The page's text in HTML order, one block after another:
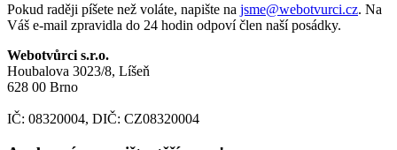
Pokud raději píšete než voláte, napište na jsme@webotvurci.cz. Na
Váš e-mail zpravidla do 24 hodin odpoví člen naší posádky.
Webotvůrci s.r.o.
Houbalova 3023/8, Líšeň
628 00 Brno
IČ: 08320004, DIČ: CZ08320004